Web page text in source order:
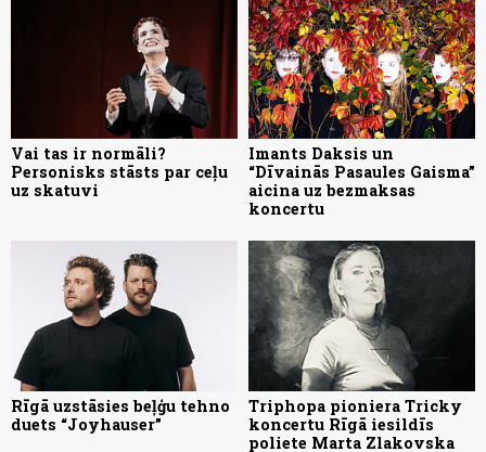
Vai tas ir normāli?
Personisks stāsts par ceļu
uz skatuvi
Imants Daksis un
“Dīvainās Pasaules Gaisma”
aicina uz bezmaksas
koncertu
Rīgā uzstāsies beļģu tehno
duets “Joyhauser”
Triphopa pioniera Tricky
koncertu Rīgā iesildīs
poliete Marta Zlakovska